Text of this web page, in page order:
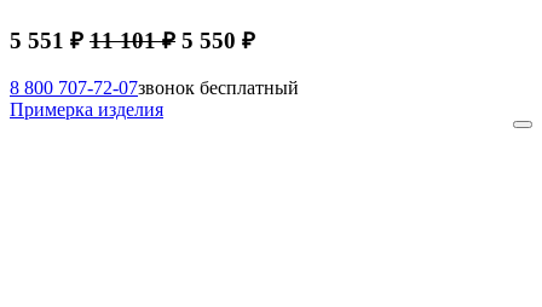
5 551 ₽ 11 101 ₽ 5 550 ₽
8 800 707-72-07звонок бесплатный
Примерка изделия